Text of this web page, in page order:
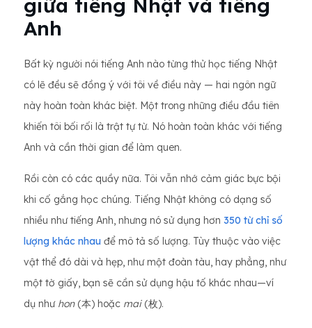
giữa tiếng Nhật và tiếng
Anh
Bất kỳ người nói tiếng Anh nào từng thử học tiếng Nhật
có lẽ đều sẽ đồng ý với tôi về điều này — hai ngôn ngữ
này hoàn toàn khác biệt. Một trong những điều đầu tiên
khiến tôi bối rối là trật tự từ. Nó hoàn toàn khác với tiếng
Anh và cần thời gian để làm quen.
Rồi còn có các quầy nữa. Tôi vẫn nhớ cảm giác bực bội
khi cố gắng học chúng. Tiếng Nhật không có dạng số
nhiều như tiếng Anh, nhưng nó sử dụng hơn 350 từ chỉ số
lượng khác nhau để mô tả số lượng. Tùy thuộc vào việc
vật thể đó dài và hẹp, như một đoàn tàu, hay phẳng, như
một tờ giấy, bạn sẽ cần sử dụng hậu tố khác nhau—ví
dụ như hon(本) hoặc mai(枚).